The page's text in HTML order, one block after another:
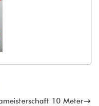
10 Meter